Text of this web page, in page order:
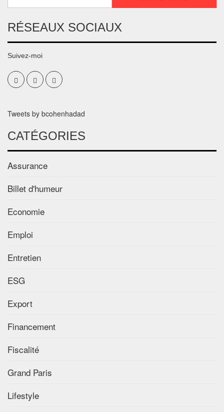
RÉSEAUX SOCIAUX
Suivez-moi
Tweets by bcohenhadad
CATÉGORIES
Assurance
Billet d'humeur
Economie
Emploi
Entretien
ESG
Export
Financement
Fiscalité
Grand Paris
Lifestyle